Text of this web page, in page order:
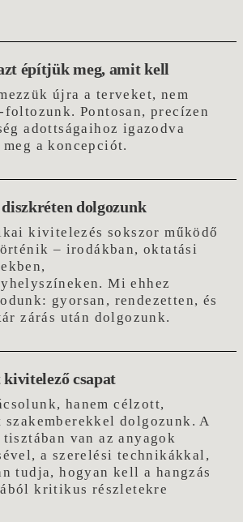
építjük meg, amit kell
újra a terveket, nem
Pontosan, precízen
adottságaihoz igazodva
a koncepciót.
dolgozunk
kivitelezés sokszor működő
– irodákban, oktatási
Mi ehhez
gyorsan, rendezetten, és
zárás után dolgozunk.
kivitelező csapat
hanem célzott,
dolgozunk. A
tisztában van az anyagok
a szerelési technikákkal,
tudja, hogyan kell a hangzás
kritikus részletekre